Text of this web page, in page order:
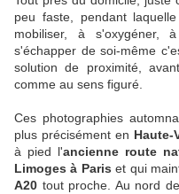
peu faste, pendant
mobiliser, à s'oxygéner,
s'échapper de soi-même
solution de proximité,
comme au sens figuré.
Ces photographies
plus précisément en Haute-
à pied l'ancienne route
Limoges à Paris et qui
A20 tout proche. Au nord de